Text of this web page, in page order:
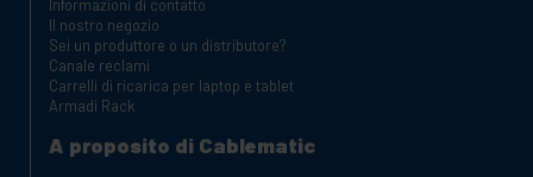
Informazioni di contatto
Il nostro negozio
Sei un produttore o un distributore?
Canale reclami
Carrelli di ricarica per laptop e tablet
Armadi Rack
A proposito di Cablematic